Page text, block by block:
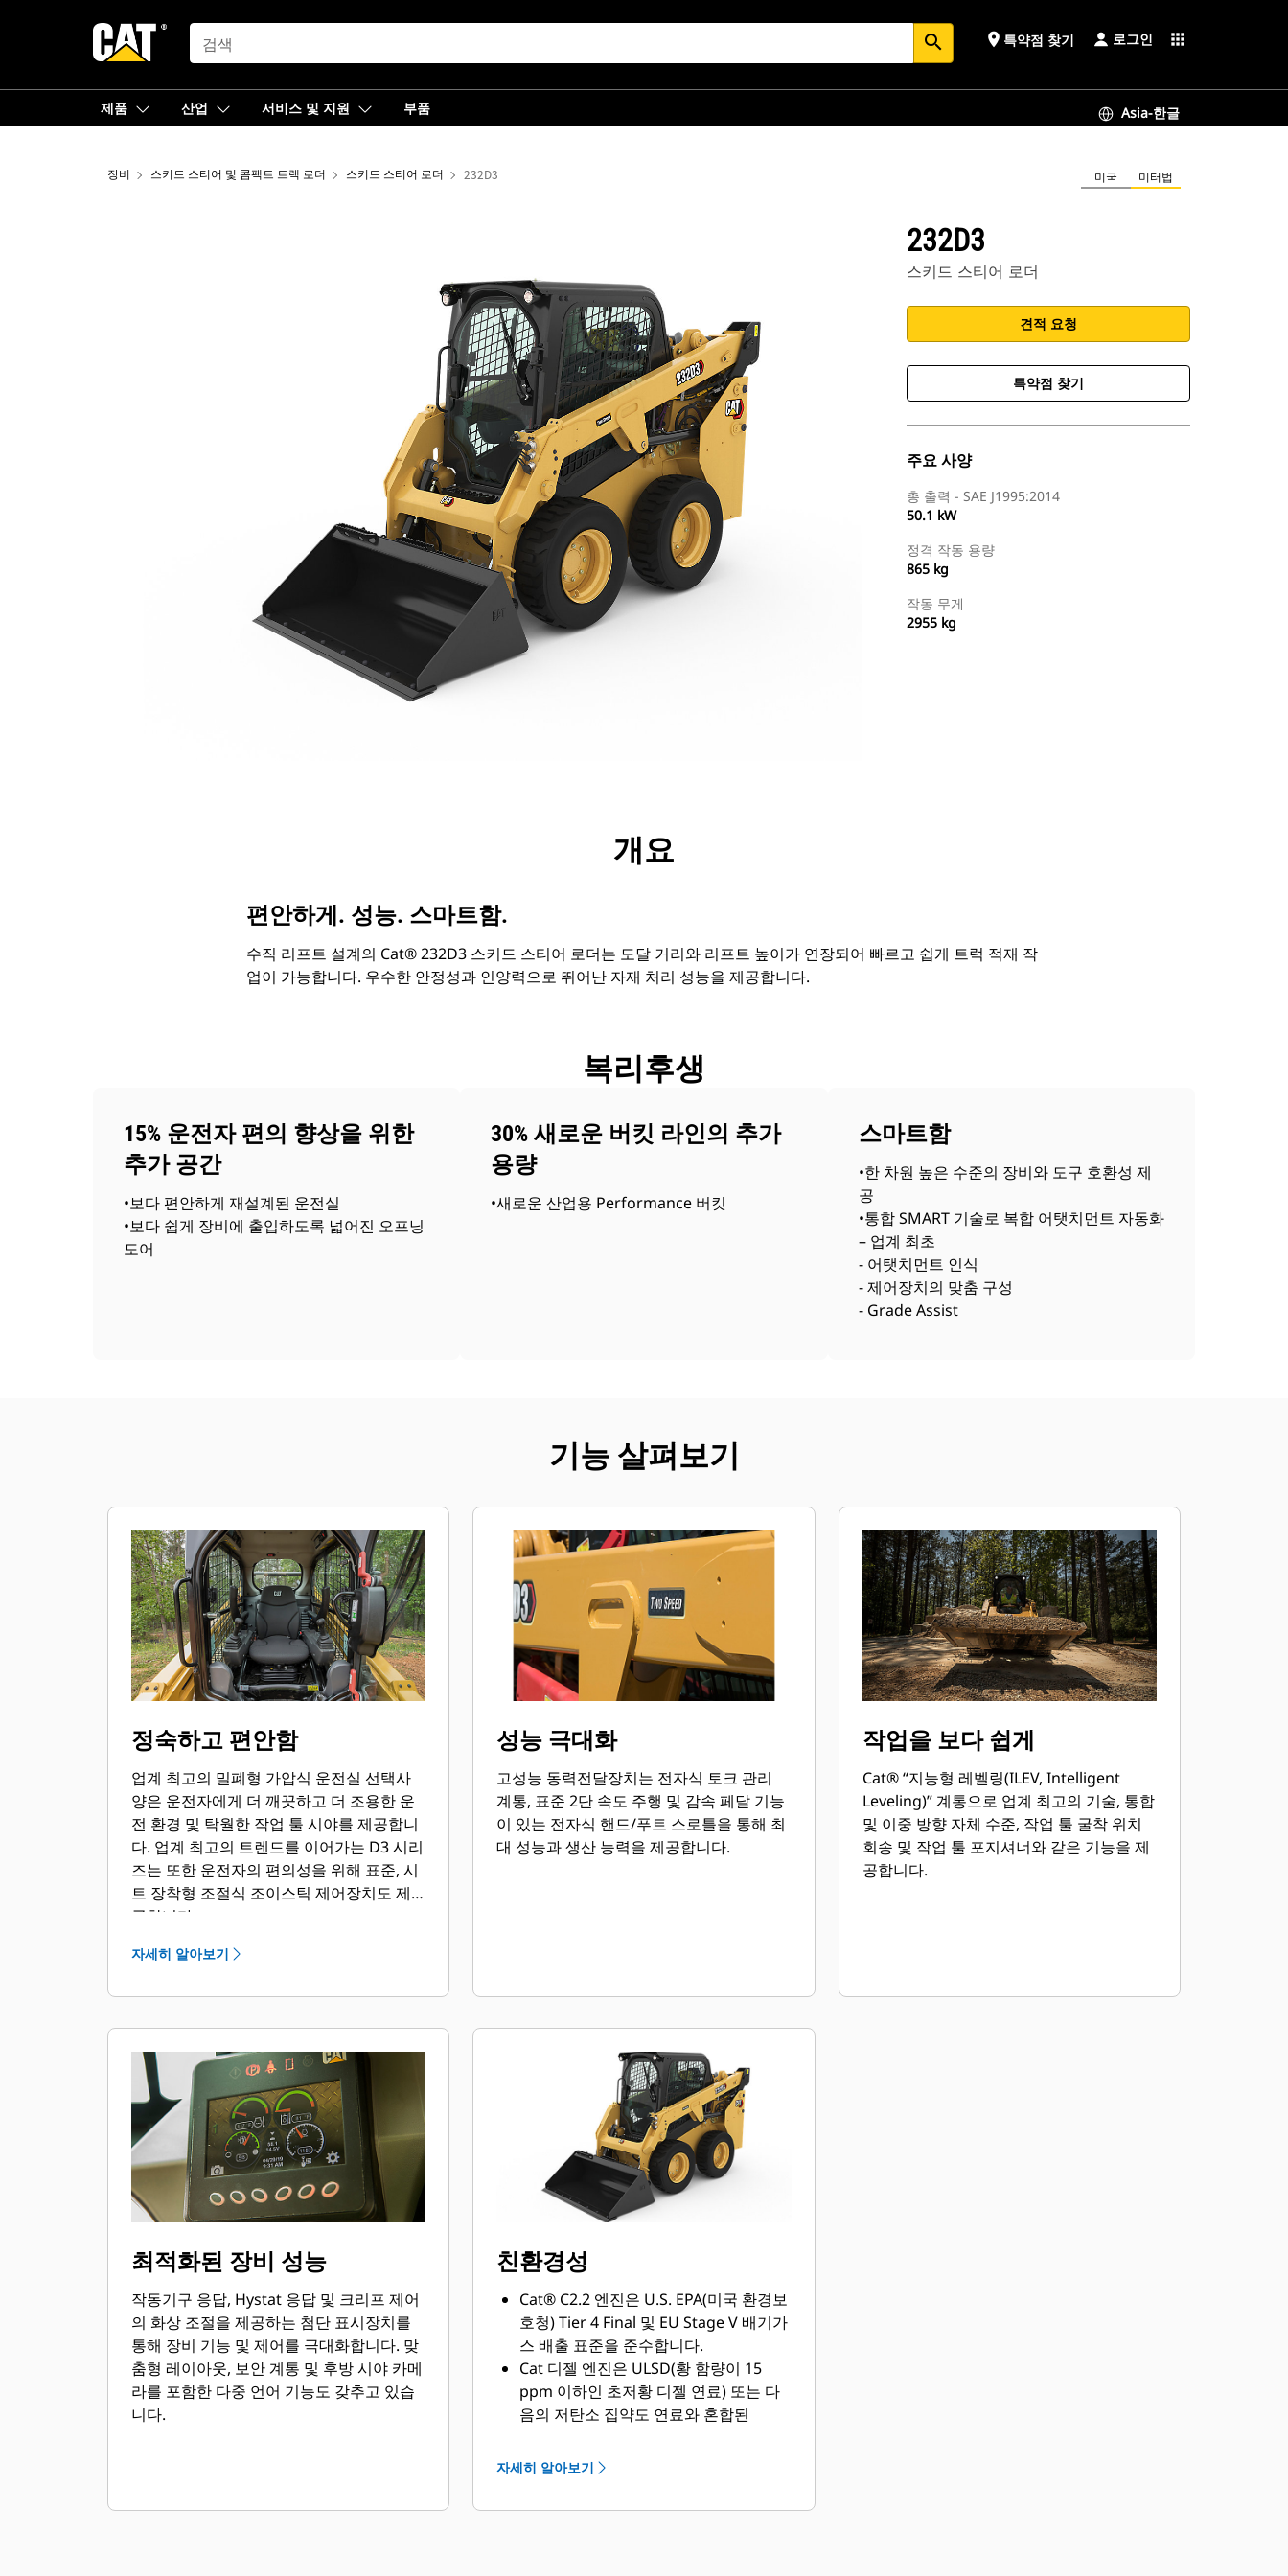
SEARCH search place 특약점 찾기 로그인 apps
제품 산업 서비스 및 지원 부품 Asia-한글
장비 스키드 스티어 및 콤팩트 트랙 로더 스키드 스티어 로더 232D3 미국 미터법
232D3
스키드 스티어 로더
견적 요청
특약점 찾기
주요 사양
총 출력 - SAE J1995:2014
50.1 kW
정격 작동 용량
865 kg
작동 무게
2955 kg
투어
개요
편안하게. 성능. 스마트함.
수직 리프트 설계의 Cat® 232D3 스키드 스티어 로더는 도달 거리와 리프트 높이가 연장되어 빠르고 쉽게 트럭 적재 작
업이 가능합니다. 우수한 안정성과 인양력으로 뛰어난 자재 처리 성능을 제공합니다.
복리후생
15% 운전자 편의 향상을 위한
추가 공간
•보다 편안하게 재설계된 운전실
•보다 쉽게 장비에 출입하도록 넓어진 오프닝
도어
30% 새로운 버킷 라인의 추가
용량
•새로운 산업용 Performance 버킷
스마트함
•한 차원 높은 수준의 장비와 도구 호환성 제
공
•통합 SMART 기술로 복합 어탯치먼트 자동화
– 업계 최초
- 어탯치먼트 인식
- 제어장치의 맞춤 구성
- Grade Assist
기능 살펴보기
정숙하고 편안함
업계 최고의 밀폐형 가압식 운전실 선택사
양은 운전자에게 더 깨끗하고 더 조용한 운
전 환경 및 탁월한 작업 툴 시야를 제공합니
다. 업계 최고의 트렌드를 이어가는 D3 시리
즈는 또한 운전자의 편의성을 위해 표준, 시
트 장착형 조절식 조이스틱 제어장치도 제
공합니다.
자세히 알아보기
성능 극대화
고성능 동력전달장치는 전자식 토크 관리
계통, 표준 2단 속도 주행 및 감속 페달 기능
이 있는 전자식 핸드/푸트 스로틀을 통해 최
대 성능과 생산 능력을 제공합니다.
작업을 보다 쉽게
Cat® “지능형 레벨링(ILEV, Intelligent
Leveling)” 계통으로 업계 최고의 기술, 통합
및 이중 방향 자체 수준, 작업 툴 굴착 위치
회송 및 작업 툴 포지셔너와 같은 기능을 제
공합니다.
최적화된 장비 성능
작동기구 응답, Hystat 응답 및 크리프 제어
의 화상 조절을 제공하는 첨단 표시장치를
통해 장비 기능 및 제어를 극대화합니다. 맞
춤형 레이아웃, 보안 계통 및 후방 시야 카메
라를 포함한 다중 언어 기능도 갖추고 있습
니다.
친환경성
Cat® C2.2 엔진은 U.S. EPA(미국 환경보
호청) Tier 4 Final 및 EU Stage V 배기가
스 배출 표준을 준수합니다.
Cat 디젤 엔진은 ULSD(황 함량이 15
ppm 이하인 초저황 디젤 연료) 또는 다
음의 저탄소 집약도 연료와 혼합된
이오디젤 FAME(지방산 메틸 에스테르).
요. 자세한 내용은 Cat 지점에 문의하거
자세히 알아보기